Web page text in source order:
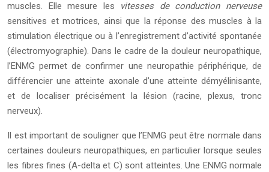
muscles. Elle mesure les vitesses de conduction nerveuse
sensitives et motrices, ainsi que la réponse des muscles à la
stimulation électrique ou à l’enregistrement d’activité spontanée
(électromyographie). Dans le cadre de la douleur neuropathique,
l’ENMG permet de confirmer une neuropathie périphérique, de
différencier une atteinte axonale d’une atteinte démyélinisante,
et de localiser précisément la lésion (racine, plexus, tronc
nerveux).
Il est important de souligner que l’ENMG peut être normale dans
certaines douleurs neuropathiques, en particulier lorsque seules
les fibres fines (A-delta et C) sont atteintes. Une ENMG normale